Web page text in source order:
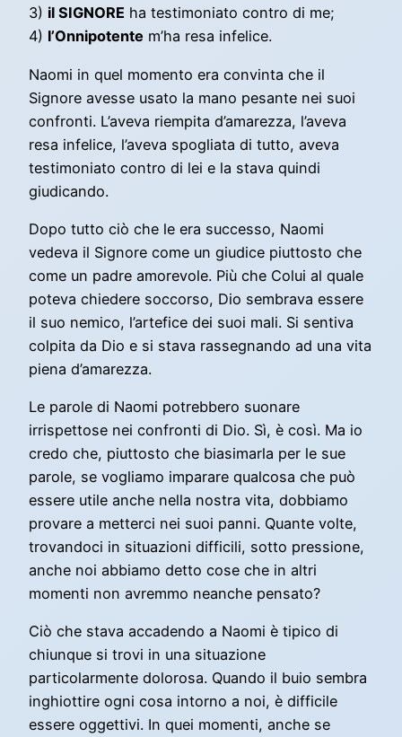
3) il SIGNORE ha testimoniato contro di me;
4) l’Onnipotente m’ha resa infelice.
Naomi in quel momento era convinta che il
Signore avesse usato la mano pesante nei suoi
confronti. L’aveva riempita d’amarezza, l’aveva
resa infelice, l’aveva spogliata di tutto, aveva
testimoniato contro di lei e la stava quindi
giudicando.
Dopo tutto ciò che le era successo, Naomi
vedeva il Signore come un giudice piuttosto che
come un padre amorevole. Più che Colui al quale
poteva chiedere soccorso, Dio sembrava essere
il suo nemico, l’artefice dei suoi mali. Si sentiva
colpita da Dio e si stava rassegnando ad una vita
piena d’amarezza.
Le parole di Naomi potrebbero suonare
irrispettose nei confronti di Dio. Sì, è così. Ma io
credo che, piuttosto che biasimarla per le sue
parole, se vogliamo imparare qualcosa che può
essere utile anche nella nostra vita, dobbiamo
provare a metterci nei suoi panni. Quante volte,
trovandoci in situazioni difficili, sotto pressione,
anche noi abbiamo detto cose che in altri
momenti non avremmo neanche pensato?
Ciò che stava accadendo a Naomi è tipico di
chiunque si trovi in una situazione
particolarmente dolorosa. Quando il buio sembra
inghiottire ogni cosa intorno a noi, è difficile
essere oggettivi. In quei momenti, anche se